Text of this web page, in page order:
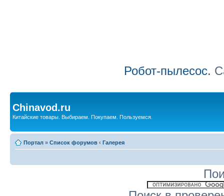
Робот-пылесос.
Chinavod.ru
Китайские товары. Выбираем. Покупаем. Пользуемся.
Портал » Список форумов ‹ Галерея